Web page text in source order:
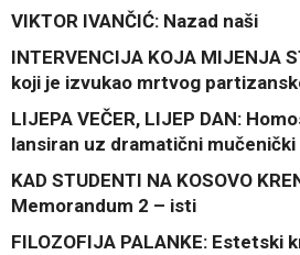
VIKTOR IVANČIĆ: Nazad naši
INTERVENCIJA KOJA MIJENJA
koji je izvukao mrtvog
LIJEPA VEČER, LIJEP DAN:
lansiran uz dramatični
KAD STUDENTI NA KOSOVO
Memorandum 2 – isti
FILOZOFIJA PALANKE: Estetski